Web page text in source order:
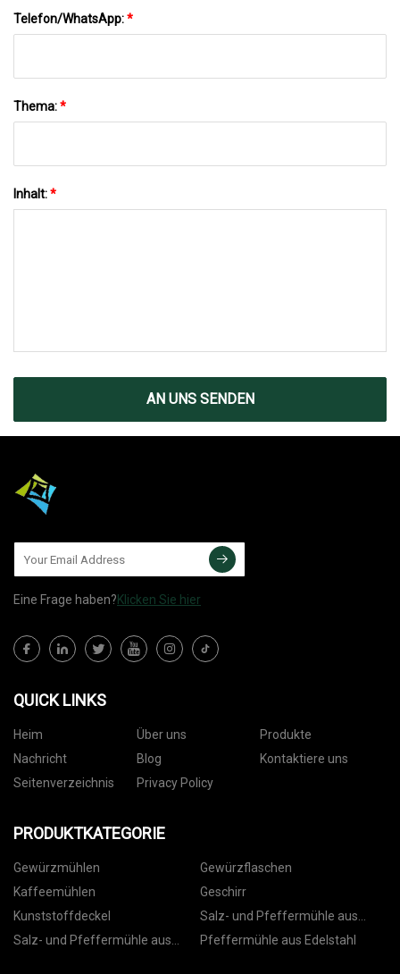
Telefon/WhatsApp:*
Thema:*
Inhalt:*
AN UNS SENDEN
Eine Frage haben?Klicken Sie hier
QUICK LINKS
Heim Über uns
Produkte
Nachricht
Blog
Kontaktiere uns
Seitenverzeichnis
Privacy Policy
PRODUKTKATEGORIE
Gewürzmühlen
Gewürzflaschen
Kaffeemühlen
Geschirr
Kunststoffdeckel
Salz- und Pfeffermühle aus
Kunststoff
Salz- und Pfeffermühle aus
Pfeffermühle aus Edelstahl